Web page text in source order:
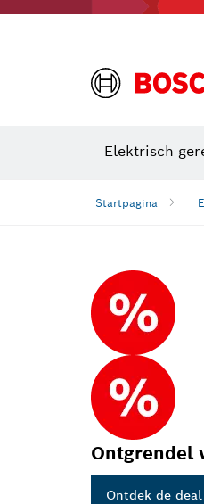
Elektrisch
Startpagina
Ontgrendel
Ontdek de